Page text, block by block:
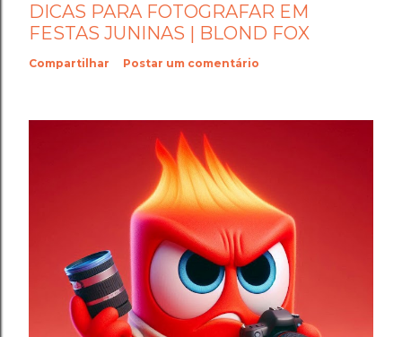
DICAS PARA FOTOGRAFAR EM
FESTAS JUNINAS | BLOND FOX
Compartilhar Postar um comentário